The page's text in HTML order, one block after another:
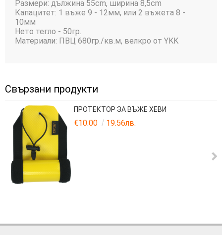
Размери: дължина 55сm, ширина 8,5сm
Капацитет: 1 въже 9 - 12мм, или 2 въжета 8 -
10мм
Нето тегло - 50гр.
Материали: ПВЦ 680гр./кв.м, велкро от YKK
Свързани продукти
ПРОТЕКТОР ЗА ВЪЖЕ ХЕВИ
€10.00 19.56лв.